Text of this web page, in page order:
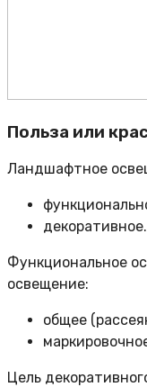
Польза или
Ландшафтное
декоративное.
Функциональное
освещение:
общее
Цель